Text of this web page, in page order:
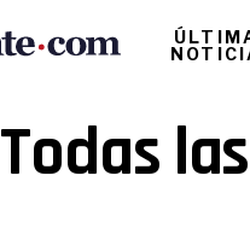
Todas